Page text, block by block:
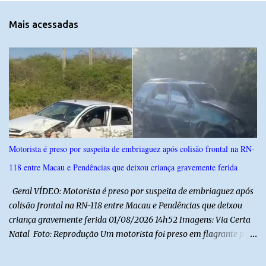
r
i
o
s
Mais acessadas
Motorista é preso por suspeita de embriaguez após colisão frontal na RN-
118 entre Macau e Pendências que deixou criança gravemente ferida
Geral VÍDEO: Motorista é preso por suspeita de embriaguez após
colisão frontal na RN-118 entre Macau e Pendências que deixou
criança gravemente ferida 01/08/2026 14h52 Imagens: Via Certa
Natal Foto: Reprodução Um motorista foi preso em flagrante por